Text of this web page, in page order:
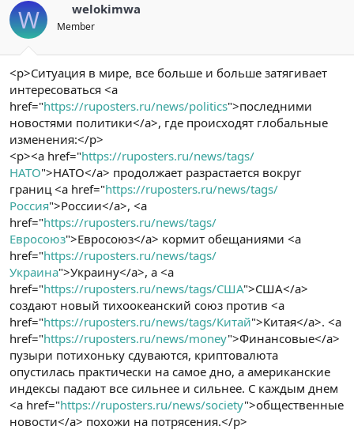
W welokimwa
Member
<p>Ситуация в мире, все больше и больше затягивает
интересоваться <a
href="https://ruposters.ru/news/politics">последними
новостями политики</a>, где происходят глобальные
изменения:</p>
<p><a href="https://ruposters.ru/news/tags/
НАТО">НАТО</a> продолжает разрастается вокруг
границ <a href="https://ruposters.ru/news/tags/
Россия">России</a>, <a
href="https://ruposters.ru/news/tags/
Евросоюз">Евросоюз</a> кормит обещаниями <a
href="https://ruposters.ru/news/tags/
Украина">Украину</a>, а <a
href="https://ruposters.ru/news/tags/США">США</a>
создают новый тихоокеанский союз против <a
href="https://ruposters.ru/news/tags/Китай">Китая</a>. <a
href="https://ruposters.ru/news/money">Финансовые</a>
пузыри потихоньку сдуваются, криптовалюта
опустилась практически на самое дно, а американские
индексы падают все сильнее и сильнее. С каждым днем
<a href="https://ruposters.ru/news/society">общественные
новости</a> похожи на потрясения.</p>